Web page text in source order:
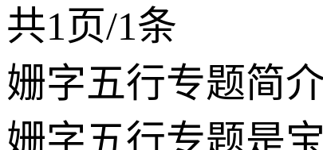
共1页/1条
姗字五行专题简
姗字五行专题是